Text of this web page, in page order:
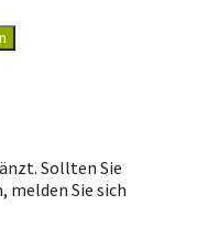
Sollten Sie
Sie sich